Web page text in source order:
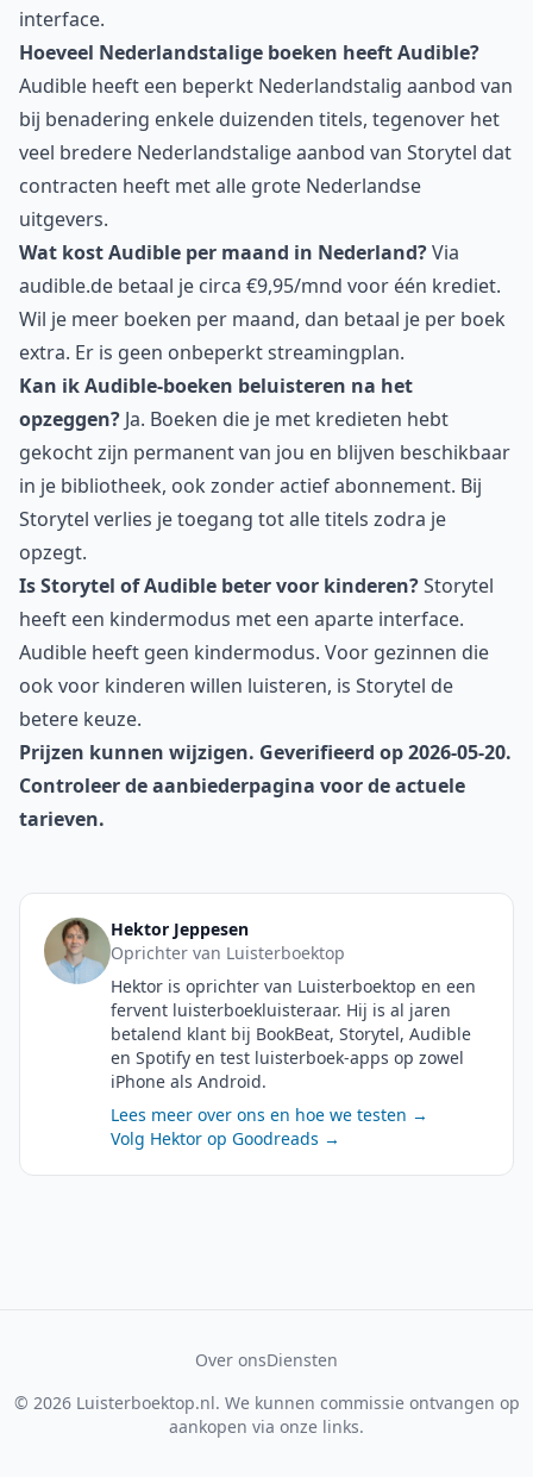
interface.
Hoeveel Nederlandstalige boeken heeft Audible?
Audible heeft een beperkt Nederlandstalig aanbod van
bij benadering enkele duizenden titels, tegenover het
veel bredere Nederlandstalige aanbod van Storytel dat
contracten heeft met alle grote Nederlandse
uitgevers.
Wat kost Audible per maand in Nederland?Via
audible.de betaal je circa €9,95/mnd voor één krediet.
Wil je meer boeken per maand, dan betaal je per boek
extra. Er is geen onbeperkt streamingplan.
Kan ik Audible-boeken beluisteren na het
opzeggen? Ja. Boeken die je met kredieten hebt
gekocht zijn permanent van jou en blijven beschikbaar
in je bibliotheek, ook zonder actief abonnement. Bij
Storytel verlies je toegang tot alle titels zodra je
opzegt.
Is Storytel of Audible beter voor kinderen?Storytel
heeft een kindermodus met een aparte interface.
Audible heeft geen kindermodus. Voor gezinnen die
ook voor kinderen willen luisteren, is Storytel de
betere keuze.
Prijzen kunnen wijzigen. Geverifieerd op 2026-05-20.
Controleer de aanbiederpagina voor de actuele
tarieven.
Hektor Jeppesen
Oprichter van Luisterboektop
Hektor is oprichter van Luisterboektop en een
fervent luisterboekluisteraar. Hij is al jaren
betalend klant bij BookBeat, Storytel, Audible
en Spotify en test luisterboek-apps op zowel
iPhone als Android.
Lees meer over ons en hoe we testen →
Volg Hektor op Goodreads →
Over onsDiensten
© 2026 Luisterboektop.nl. We kunnen commissie ontvangen op
aankopen via onze links.